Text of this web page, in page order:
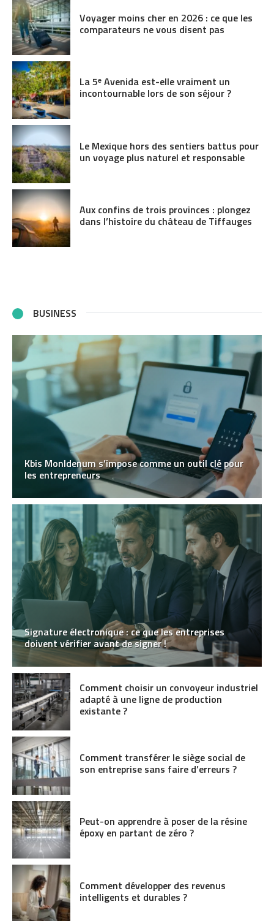
Voyager moins cher en 2026 : ce que les
comparateurs ne vous disent pas
La 5ᵉ Avenida est-elle vraiment un
incontournable lors de son séjour ?
Le Mexique hors des sentiers battus pour
un voyage plus naturel et responsable
Aux confins de trois provinces : plongez
dans l’histoire du château de Tiffauges
BUSINESS
Kbis MonIdenum s’impose comme un outil clé pour
les entrepreneurs
Signature électronique : ce que les entreprises
doivent vérifier avant de signer !
Comment choisir un convoyeur industriel
adapté à une ligne de production
existante ?
Comment transférer le siège social de
son entreprise sans faire d’erreurs ?
Peut-on apprendre à poser de la résine
époxy en partant de zéro ?
Comment développer des revenus
intelligents et durables ?